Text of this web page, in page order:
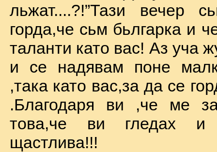
льжат....?!”Тази вечер
горда,че сьм бьлгарка и
таланти като вас! Аз уча
и се надявам поне
,така като вас,за да се
.Благодаря ви ,че ме
това,че ви гледах
щастлива!!!